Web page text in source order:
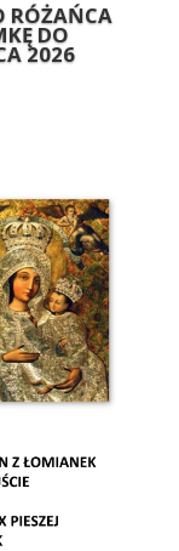
RÓŻAŃCA
DO
2026